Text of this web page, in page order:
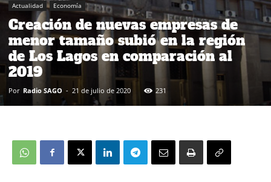
Actualidad Economía
Creación de nuevas empresas de
menor tamaño subió en la región
de Los Lagos en comparación al
2019
Por Radio SAGO - 21 de julio de 2020 231